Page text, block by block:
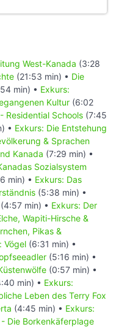
West-Kanada (3:28
(21:53 min) • Die
min) • Exkurs:
Kultur (6:02
Residential Schools (7:45
• Exkurs: Die Entstehung
& Sprachen
Kanada (7:29 min) •
Sozialsystem
min) • Exkurs: Das
(5:38 min) •
(4:57 min) • Exkurs: Der
Wapiti-Hirsche &
Pikas &
Vögel (6:31 min) •
(5:16 min) •
(0:57 min) •
min) • Exkurs:
Leben des Terry Fox
(4:45 min) • Exkurs:
Die Borkenkäferplage